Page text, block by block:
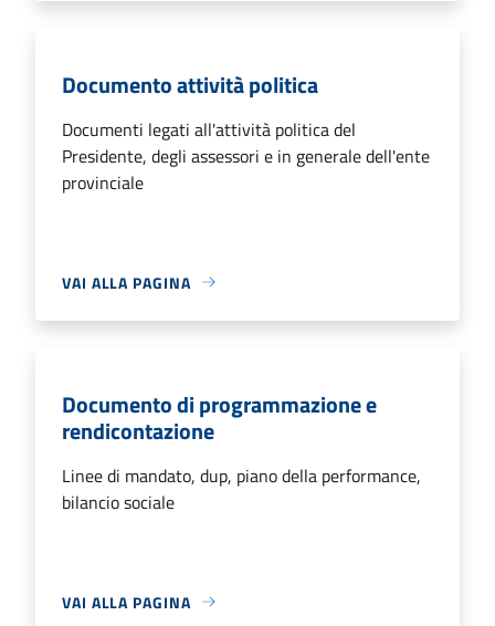
Documento attività politica
Documenti legati all'attività politica del
Presidente, degli assessori e in generale dell'ente
provinciale
VAI ALLA PAGINA
Documento di programmazione e
rendicontazione
Linee di mandato, dup, piano della performance,
bilancio sociale
VAI ALLA PAGINA